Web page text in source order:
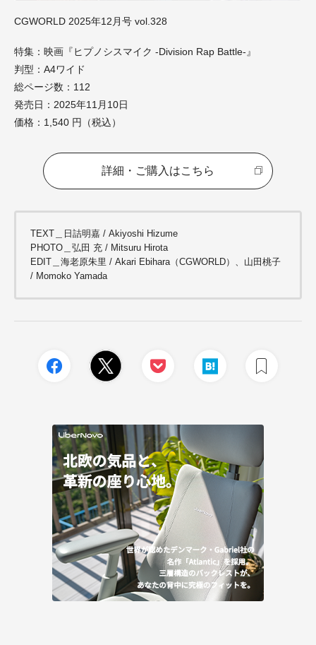
CGWORLD 2025年12月号 vol.328
特集：映画『ヒプノシスマイク -Division Rap Battle-』
判型：A4ワイド
総ページ数：112
発売日：2025年11月10日
価格：1,540 円（税込）
詳細・ご購入はこちら
TEXT＿日詰明嘉 / Akiyoshi Hizume
PHOTO ＿弘田 充 / Mitsuru Hirota
EDIT＿海老原朱里 / Akari Ebihara（CGWORLD）、山田桃子
/ Momoko Yamada